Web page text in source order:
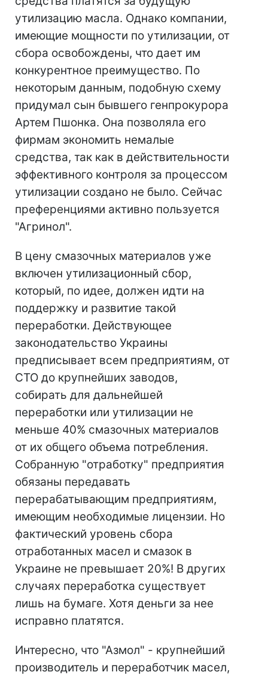
утилизацию масла. Однако компании,
имеющие мощности по утилизации, от
сбора освобождены, что дает им
конкурентное преимущество. По
некоторым данным, подобную схему
придумал сын бывшего генпрокурора
Артем Пшонка. Она позволяла его
фирмам экономить немалые
средства, так как в действительности
эффективного контроля за процессом
утилизации создано не было. Сейчас
преференциями активно пользуется
"Агринол".
В цену смазочных материалов уже
включен утилизационный сбор,
который, по идее, должен идти на
поддержку и развитие такой
переработки. Действующее
законодательство Украины
предписывает всем предприятиям, от
СТО до крупнейших заводов,
собирать для дальнейшей
переработки или утилизации не
меньше 40% смазочных материалов
от их общего объема потребления.
Собранную "отработку" предприятия
обязаны передавать
перерабатывающим предприятиям,
имеющим необходимые лицензии. Но
фактический уровень сбора
отработанных масел и смазок в
Украине не превышает 20%! В других
случаях переработка существует
лишь на бумаге. Хотя деньги за нее
исправно платятся.
Интересно, что "Азмол" - крупнейший
производитель и переработчик масел,